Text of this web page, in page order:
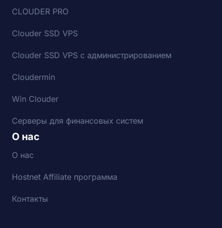
CLOUDER PRO
Clouder SSD VPS
Clouder SSD VPS с администрированием
Cloudermin
Win Clouder
Серверы для финансовых систем
О нас
О нас
Hostnet Affiliate программа
Контакты